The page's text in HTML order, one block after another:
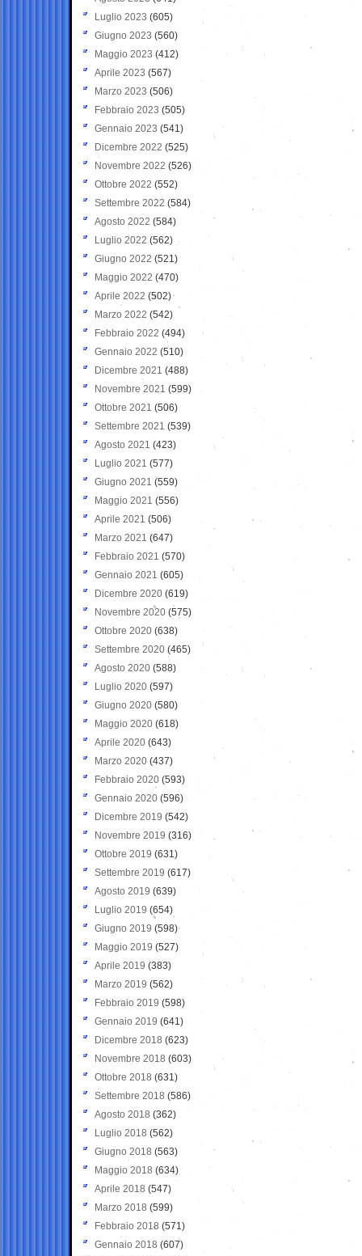
Luglio 2023 (605)
Giugno 2023 (560)
Maggio 2023 (412)
Aprile 2023 (567)
Marzo 2023 (506)
Febbraio 2023 (505)
Gennaio 2023 (541)
Dicembre 2022 (525)
Novembre 2022 (526)
Ottobre 2022 (552)
Settembre 2022 (584)
Agosto 2022 (584)
Luglio 2022 (562)
Giugno 2022 (521)
Maggio 2022 (470)
Aprile 2022 (502)
Marzo 2022 (542)
Febbraio 2022 (494)
Gennaio 2022 (510)
Dicembre 2021 (488)
Novembre 2021 (599)
Ottobre 2021 (506)
Settembre 2021 (539)
Agosto 2021 (423)
Luglio 2021 (577)
Giugno 2021(559)
Maggio 2021 (556)
Aprile 2021 (506)
Marzo 2021 (647)
Febbraio 2021 (570)
Gennaio 2021 (605)
Dicembre 2020 (619)
Novembre 2020 (575)
Ottobre 2020 (638)
Settembre 2020(465)
Agosto 2020 (588)
Luglio 2020 (597)
Giugno 2020 (580)
Maggio 2020 (618)
Aprile 2020 (643)
Marzo 2020 (437)
Febbraio 2020 (593)
Gennaio 2020 (596)
Dicembre 2019 (542)
Novembre 2019 (316)
Ottobre 2019 (631)
Settembre 2019 (617)
Agosto 2019 (639)
Luglio 2019 (654)
Giugno 2019 (598)
Maggio 2019 (527)
Aprile 2019 (383)
Marzo 2019 (562)
Febbraio 2019 (598)
Gennaio 2019 (641)
Dicembre 2018 (623)
Novembre 2018 (603)
Ottobre 2018 (631)
Settembre 2018 (586)
Agosto 2018 (362)
Luglio 2018 (562)
Giugno 2018 (563)
Maggio 2018 (634)
Aprile 2018 (547)
Marzo 2018 (599)
Febbraio 2018 (571)
Gennaio 2018 (607)